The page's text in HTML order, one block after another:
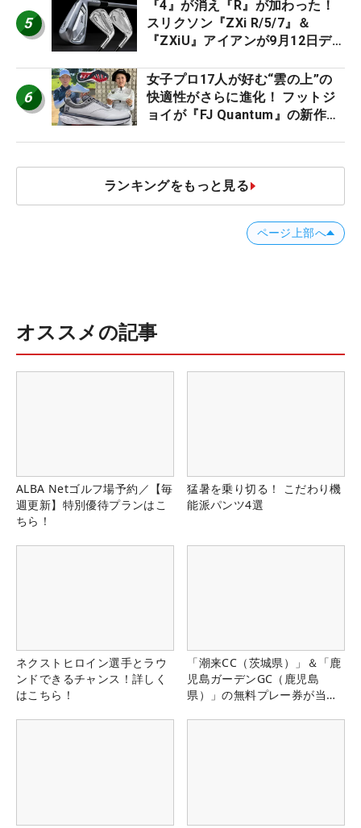
5
『4』が消え『R』が加わった！
スリクソン『ZXi R/5/7』＆
『ZXiU』アイアンが9月12日デ
6
女子プロ17人が好む“雲の上”の
快適性がさらに進化！ フットジ
ョイが『FJ Quantum』の新作を
ランキングをもっと見る
ページ上部へ
オススメの記事
ALBA Netゴルフ場予約／【毎
週更新】特別優待プランはこ
ちら！
猛暑を乗り切る！ こだわり機
能派パンツ4選
ネクストヒロイン選手とラウ
ンドできるチャンス！詳しく
はこちら！
「潮来CC（茨城県）」＆「鹿
児島ガーデンGC（鹿児島
県）」の無料プレー券が当た